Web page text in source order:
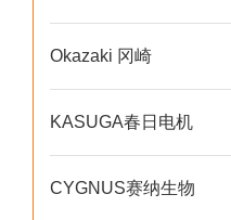
Okazaki 冈崎
KASUGA春日电机
CYGNUS赛纳生物